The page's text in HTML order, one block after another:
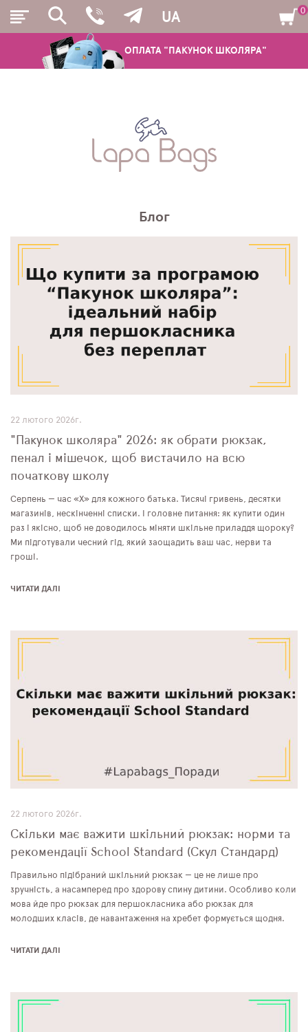
ОПЛАТА "ПАКУНОК ШКОЛЯРА"
UA
ШКІЛЬНІ РЮКЗАКИ ТА РАНЦІ
ПЕНАЛИ
МІШКИ ДЛЯ ВЗУТТЯ
ПЛЯШКИ ДЛЯ ВОДИ
DELUNE
SCHOOL STANDARD
SKYNAME
РОЗПРОДАЖ
0
Блог
22 лютого 2026г.
"Пакунок школяра" 2026: як обрати рюкзак,
пенал і мішечок, щоб вистачило на всю
початкову школу
Серпень — час «Х» для кожного батька. Тисячі гривень, десятки
магазинів, нескінченні списки. І головне питання: як купити один
раз і якісно, щоб не доводилось міняти шкільне приладдя щороку?
Ми підготували чесний гід, який заощадить ваш час, нерви та
гроші.
ЧИТАТИ ДАЛІ
22 лютого 2026г.
Скільки має важити шкільний рюкзак: норми та
рекомендації School Standard (Скул Стандард)
Правильно підібраний шкільний рюкзак — це не лише про
зручність, а насамперед про здорову спину дитини. Особливо коли
мова йде про рюкзак для першокласника або рюкзак для
молодших класів, де навантаження на хребет формується щодня.
ЧИТАТИ ДАЛІ